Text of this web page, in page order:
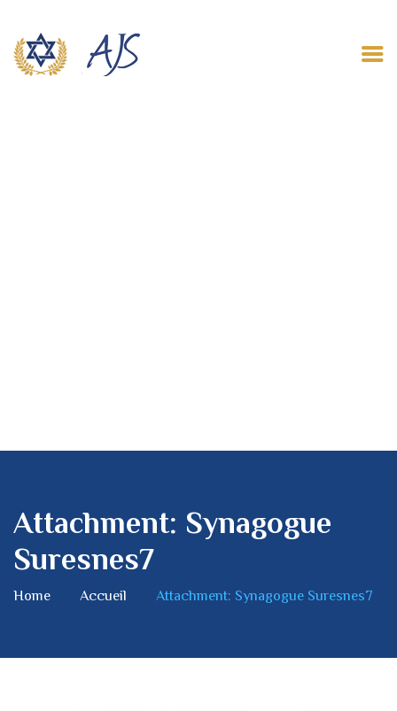
Attachment: Synagogue
Suresnes7
Home Accueil Attachment: Synagogue Suresnes7